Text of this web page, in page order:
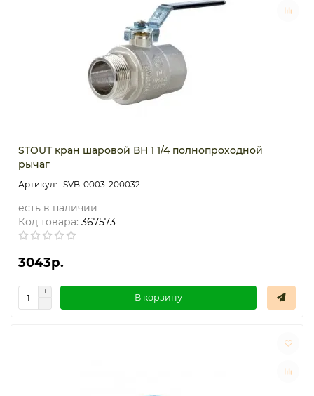
STOUT кран шаровой ВН 1 1/4 полнопроходной
рычаг
SVB-0003-200032
есть в наличии
Код товара: 367573
3043р.
В корзину